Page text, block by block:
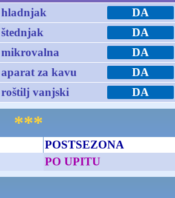
hladnjak
DA
štednjak
DA
mikrovalna
DA
aparat za kavu
DA
roštilj vanjski
DA
***
POSTSEZONA
PO UPITU